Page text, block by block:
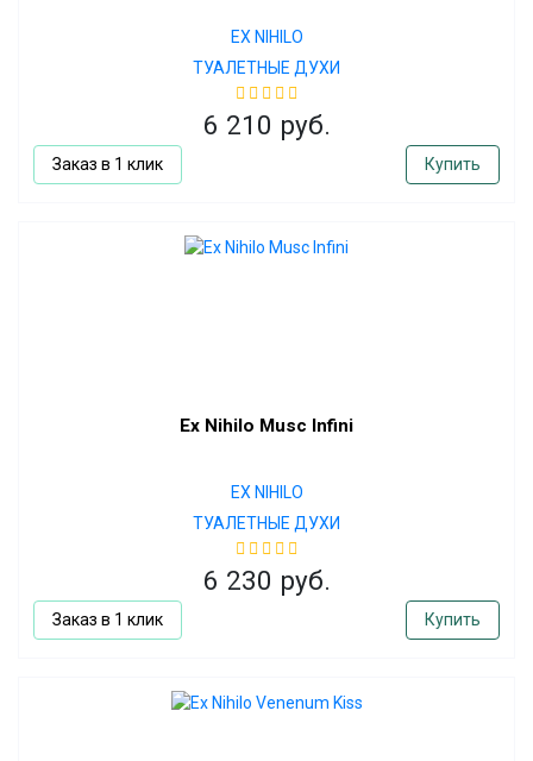
EX NIHILO
ТУАЛЕТНЫЕ ДУХИ
6 210 руб.
Заказ в 1 клик Купить
Ex Nihilo Musc Infini
EX NIHILO
ТУАЛЕТНЫЕ ДУХИ
6 230 руб.
Заказ в 1 клик Купить